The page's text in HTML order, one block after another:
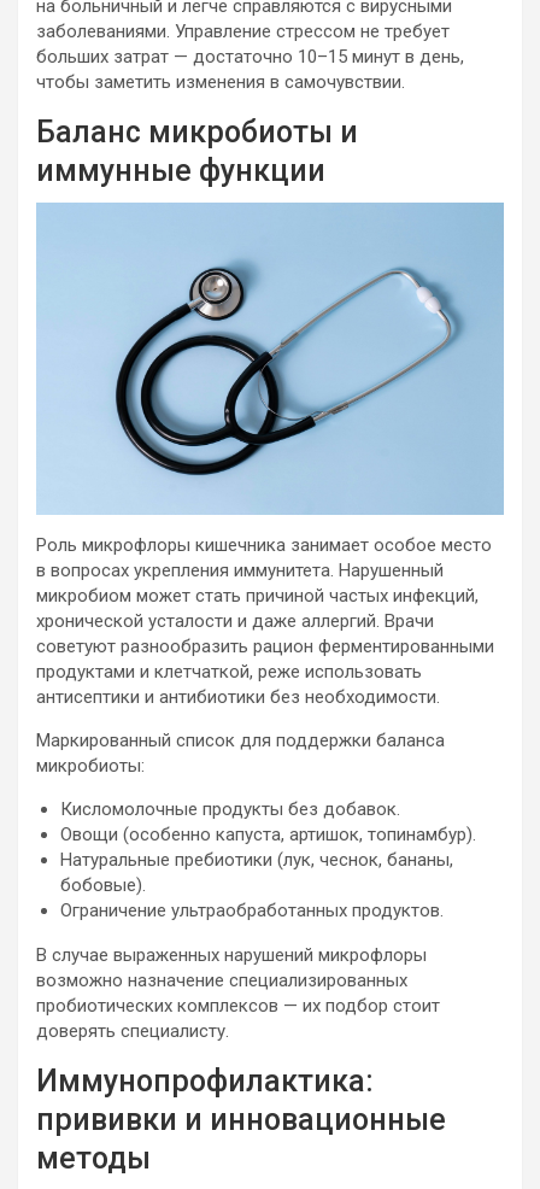
на больничный и легче справляются с вирусными
заболеваниями. Управление стрессом не требует
больших затрат — достаточно 10–15 минут в день,
чтобы заметить изменения в самочувствии.
Баланс микробиоты и
иммунные функции
Роль микрофлоры кишечника занимает особое место
в вопросах укрепления иммунитета. Нарушенный
микробиом может стать причиной частых инфекций,
хронической усталости и даже аллергий. Врачи
советуют разнообразить рацион ферментированными
продуктами и клетчаткой, реже использовать
антисептики и антибиотики без необходимости.
Маркированный список для поддержки баланса
микробиоты:
Кисломолочные продукты без добавок.
Овощи (особенно капуста, артишок, топинамбур).
Натуральные пребиотики (лук, чеснок, бананы,
бобовые).
Ограничение ультраобработанных продуктов.
В случае выраженных нарушений микрофлоры
возможно назначение специализированных
пробиотических комплексов — их подбор стоит
доверять специалисту.
Иммунопрофилактика:
прививки и инновационные
методы